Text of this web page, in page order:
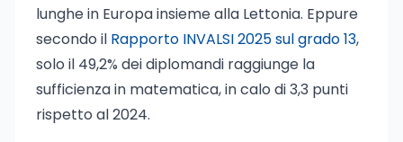
lunghe in Europa insieme alla Lettonia. Eppure
secondo il Rapporto INVALSI 2025 sul grado 13,
solo il 49,2% dei diplomandi raggiunge la
sufficienza in matematica, in calo di 3,3 punti
rispetto al 2024.